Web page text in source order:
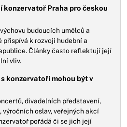
konzervatoř Praha pro českou
budoucích umělců a
přispívá k rozvoji hudební a
Články často reflektují její
vliv.
konzervatoří mohou být v
divadelních představení,
oslav, veřejných akcí
pořádá či se jich její